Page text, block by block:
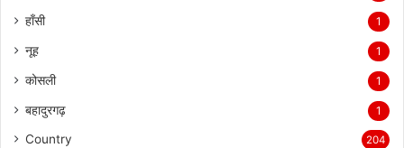
हाँसी 1
नूह 1
कोसली 1
बहादुरगढ़ 1
Country 204